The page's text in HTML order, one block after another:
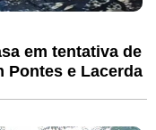
em tentativa de
Pontes e Lacerda